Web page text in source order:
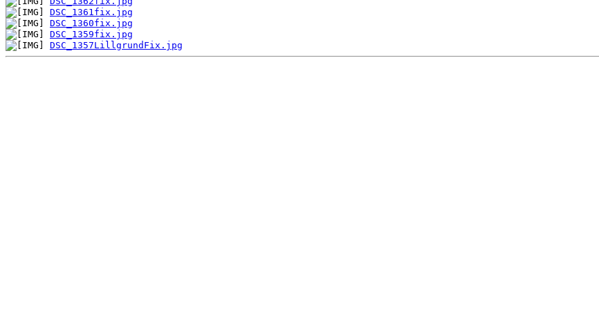
DSC_1361fix.jpg
DSC_1360fix.jpg
DSC_1359fix.jpg
DSC_1357LillgrundFix.jpg